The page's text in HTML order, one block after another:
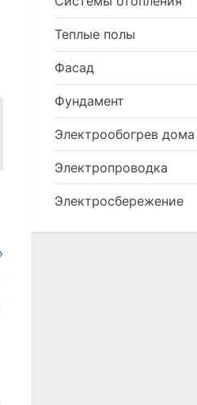
Теплые полы
Фасад
Фундамент
Электрообогрев дома
Электропроводка
Электросбережение